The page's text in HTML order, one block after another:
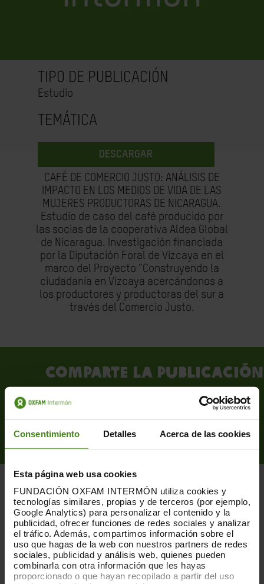
Consentimiento Detalles Acerca de las cookies
Esta página web usa cookies
FUNDACIÓN OXFAM INTERMÓN utiliza cookies y
tecnologías similares, propias y de terceros (por ejemplo,
Google Analytics) para personalizar el contenido y la
publicidad, ofrecer funciones de redes sociales y analizar
el tráfico. Además, compartimos información sobre el
uso que hagas de la web con nuestros partners de redes
sociales, publicidad y análisis web, quienes pueden
combinarla con otra información que les hayas
proporcionado o que hayan recopilado a partir del uso
TIPO DE PUBLICACIÓN
Estudio
TEMÁTICA
DESCARGAR
CAFÉ DE COMERCIO JUSTO: ANÁLISIS DE
IMPACTO EN LOS MEDIOS DE VIDA DE LAS
MUJERES PRODUCTORAS DE NICARAGUA.
Estudio de caso del café producido por
las socias de la cooperativa Aldea Global
de Nicaragua. Investigación financiada
por la Diputación Foral de Vizcaya en el
marco del Proyecto “Construyendo la
ciudadanía en Vizcaya acercándonos a
los productores y productoras del sur a
través del Comercio Justo.
Comparte la publicación
PUBLICACIONES RELACIONADAS